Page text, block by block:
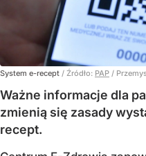
System e-recept / Źródło: PAP /
Ważne informacje dla
zmienią się zasady
recept.